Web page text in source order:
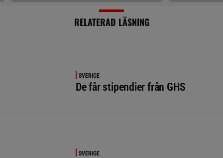
RELATERAD LÄSNING
SVERIGE
De får stipendier från GHS
SVERIGE